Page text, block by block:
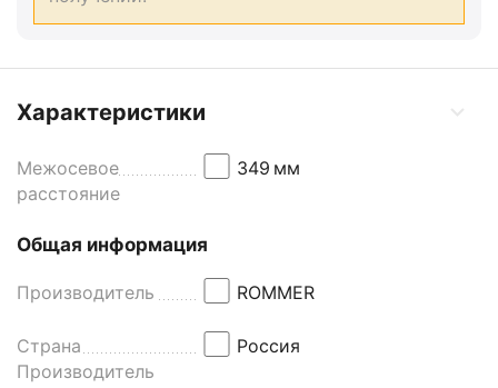
Характеристики
Межосевое
расстояние
349 мм
Общая информация
Производитель ROMMER
Страна
Производитель
Россия